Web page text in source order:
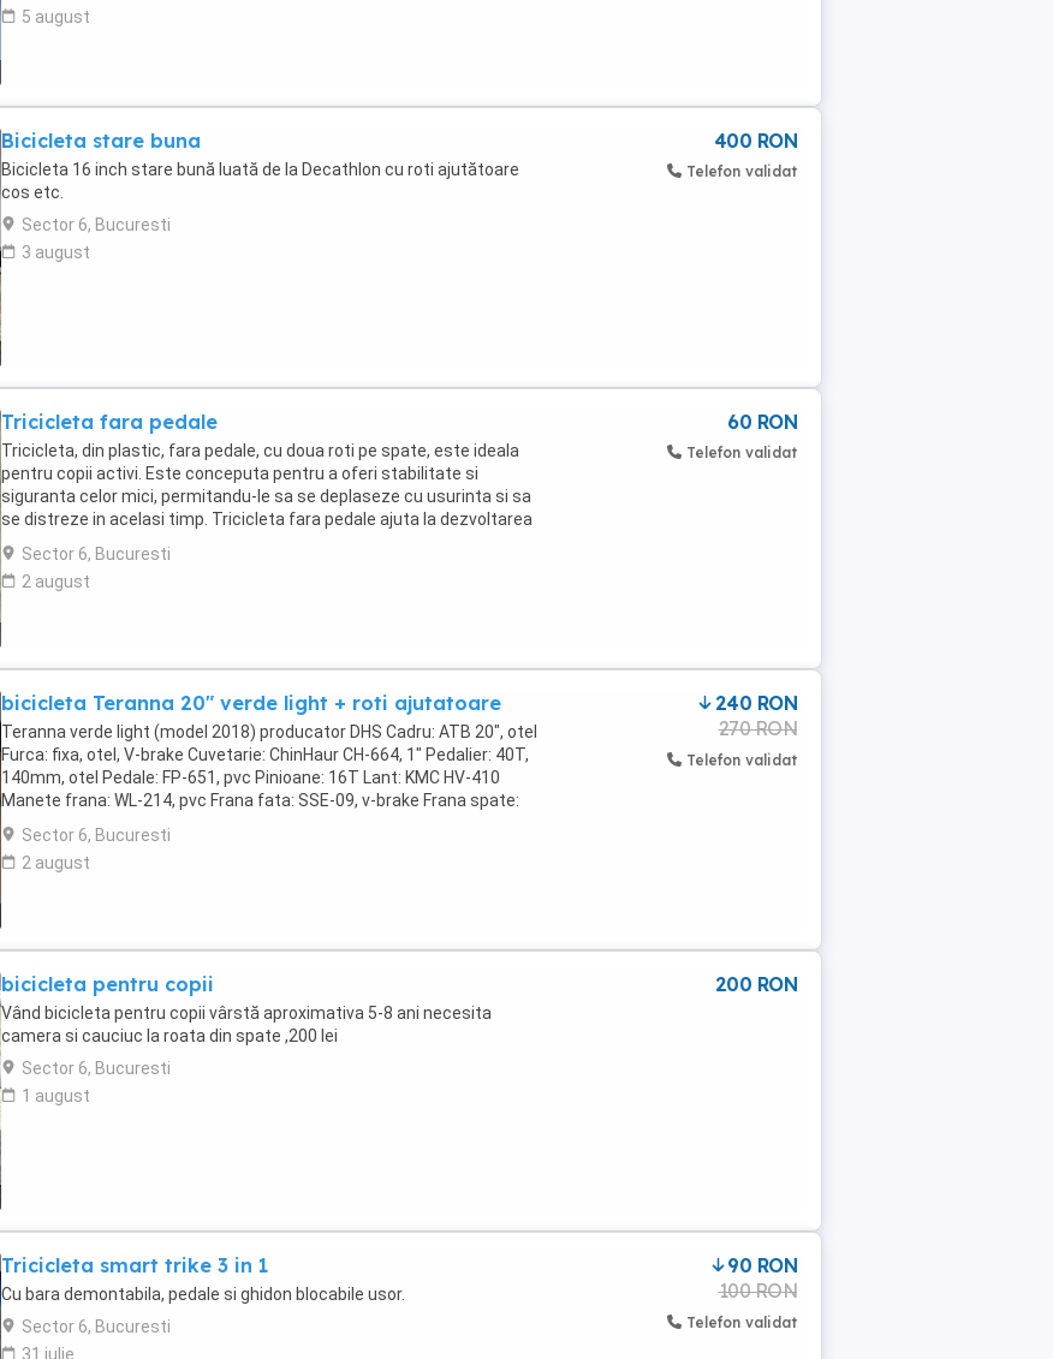
5 august
Bicicleta stare buna
Bicicleta 16 inch stare bună luată de la Decathlon cu roti ajutătoare
cos etc.
Sector 6, Bucuresti
3 august
400 RON
Telefon validat
Tricicleta fara pedale
Tricicleta, din plastic, fara pedale, cu doua roti pe spate, este ideala
pentru copii activi. Este conceputa pentru a oferi stabilitate si
siguranta celor mici, permitandu-le sa se deplaseze cu usurinta si sa
se distreze in acelasi timp. Tricicleta fara pedale ajuta la dezvoltarea
simtului echilibrului ...
Sector 6, Bucuresti
2 august
60 RON
Telefon validat
bicicleta Teranna 20" verde light + roti ajutatoare
Teranna verde light (model 2018) producator DHS Cadru: ATB 20", otel
Furca: fixa, otel, V-brake Cuvetarie: ChinHaur CH-664, 1" Pedalier: 40T,
140mm, otel Pedale: FP-651, pvc Pinioane: 16T Lant: KMC HV-410
Manete frana: WL-214, pvc Frana fata: SSE-09, v-brake Frana spate:
SSE-09, v-brake Jante: Cerurim ...
Sector 6, Bucuresti
2 august
240 RON
270 RON
Telefon validat
bicicleta pentru copii
Vând bicicleta pentru copii vârstă aproximativa 5-8 ani necesita
camera si cauciuc la roata din spate ,200 lei
Sector 6, Bucuresti
1 august
200 RON
Tricicleta smart trike 3 in 1
Cu bara demontabila, pedale si ghidon blocabile usor.
Sector 6, Bucuresti
31 iulie
90 RON
100 RON
Telefon validat